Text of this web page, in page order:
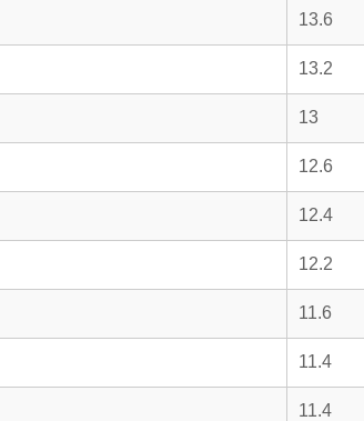
13.6
13.2
13
12.6
12.4
12.2
11.6
11.4
11.4